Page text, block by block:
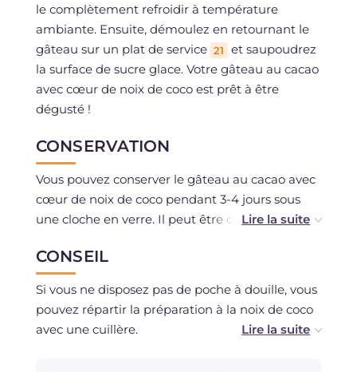
le complètement refroidir à température
ambiante. Ensuite, démoulez en retournant le
gâteau sur un plat de service 21
et saupoudrez
la surface de sucre glace. Votre gâteau au cacao
avec cœur de noix de coco est prêt à être
dégusté !
CONSERVATION
Vous pouvez conserver le gâteau au cacao avec
cœur de noix de coco pendant 3-4 jours sous
une cloche en verre. Il peut être congelé, peut-
légèrement au besoin.
CONSEIL
Si vous ne disposez pas de poche à douille, vous
pouvez répartir la préparation à la noix de coco
avec une cuillère.
Le jus de lime qui va dans la préparation à la